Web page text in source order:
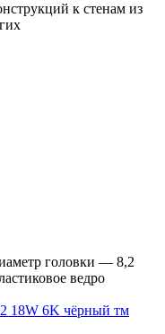
к стенам из
головки — 8,2
ведро